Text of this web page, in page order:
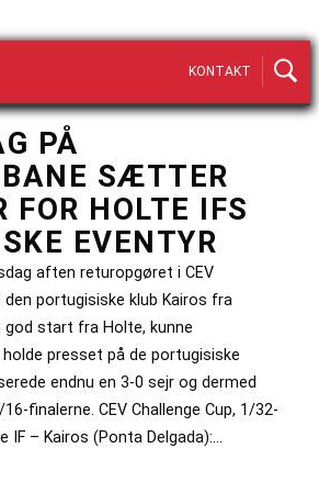
KONTAKT
PÅ
SÆTTER
FOR HOLTE IFS
EVENTYR
aften returopgøret i CEV
den portugisiske klub Kairos fra
god start fra Holte, kunne
presset på de portugisiske
endnu en 3-0 sejr og dermed
finalerne. CEV Challenge Cup, 1/32-
IF – Kairos (Ponta Delgada):…